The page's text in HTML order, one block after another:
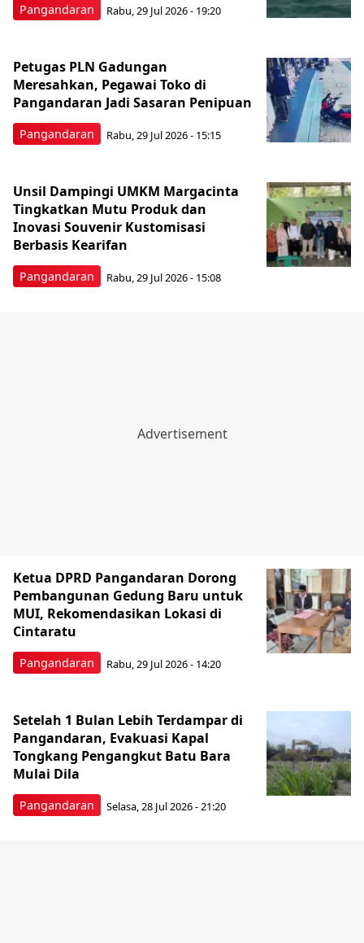
Pangandaran Rabu, 29 Jul 2026 - 19:20
Pangandaran
Petugas PLN Gadungan
Meresahkan, Pegawai Toko di
Pangandaran Jadi Sasaran Penipuan
Rabu, 29 Jul 2026 - 15:15
Pangandaran
Unsil Dampingi UMKM Margacinta
Tingkatkan Mutu Produk dan
Inovasi Souvenir Kustomisasi
Berbasis Kearifan
Rabu, 29 Jul 2026 - 15:08
Pangandaran
Ketua DPRD Pangandaran Dorong
Pembangunan Gedung Baru untuk
MUI, Rekomendasikan Lokasi di
Cintaratu
Rabu, 29 Jul 2026 - 14:20
Pangandaran
Setelah 1 Bulan Lebih Terdampar di
Pangandaran, Evakuasi Kapal
Tongkang Pengangkut Batu Bara
Mulai Dila
Selasa, 28 Jul 2026 - 21:20